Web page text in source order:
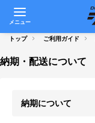
メニュー
トップ ご利用ガイド
納期・配送について
納期について